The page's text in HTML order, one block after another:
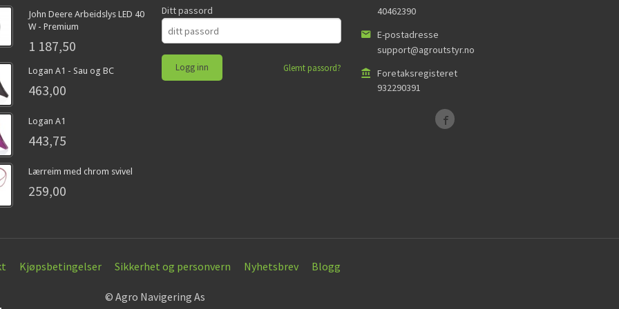
John Deere Arbeidslys LED 40
W - Premium
1 187,50
Logan A1 - Sau og BC
463,00
Logan A1
443,75
Lærreim med chrom svivel
259,00
Ditt passord
Glemt passord?
40462390
E-postadresse
support@agroutstyr.no
Foretaksregisteret
932290391
Kjøpsbetingelser Sikkerhet og personvern Nyhetsbrev Blogg
© Agro Navigering As